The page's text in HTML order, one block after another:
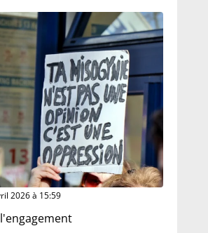
2026 à 15:59